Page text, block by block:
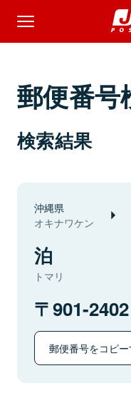
郵便番号
検索結果
沖縄県
オキナワケン
泊
トマリ
901-2402
郵便番号をコピー